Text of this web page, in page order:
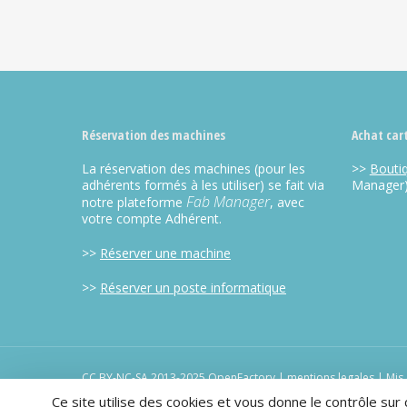
Ce site utilise des cookies et vous donne le contrôle
Réservation des machines
La réservation des machines (pour les
adhérents formés à les utiliser) se fait via
notre plateforme Fab Manager, avec
votre compte Adhérent.
>> Réserver une machine
>> Réserver un poste informatique
Achat
>>
Manager)
CC BY-NC-SA 2013-2025 OpenFactory |mentions legales| Mis
Openscop